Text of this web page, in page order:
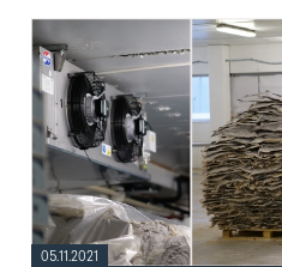
05.11.2021